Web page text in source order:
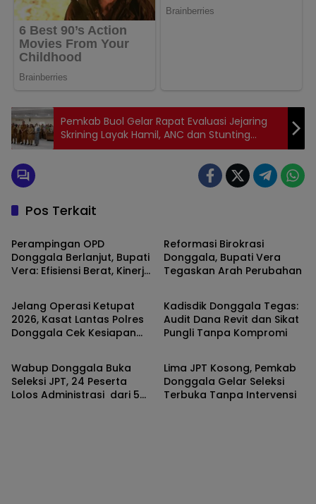
Pemkab Buol Gelar Rapat Evaluasi Jejaring
Skrining Layak Hamil, ANC dan Stunting
Tahun 2024
Pos Terkait
Donggala
Perampingan OPD
Donggala Berlanjut, Bupati
Vera: Efisiensi Berat, Kinerja
Reformasi Birokrasi
Donggala, Bupati Vera
Tegaskan Arah Perubahan
Donggala
Jelang Operasi Ketupat
2026, Kasat Lantas Polres
Donggala Cek Kesiapan
Donggala
Kadisdik Donggala Tegas:
Audit Dana Revit dan Sikat
Pungli Tanpa Kompromi
Donggala
Wabup Donggala Buka
Seleksi JPT, 24 Peserta
Lolos Administrasi dari 5
Donggala
Lima JPT Kosong, Pemkab
Donggala Gelar Seleksi
Terbuka Tanpa Intervensi